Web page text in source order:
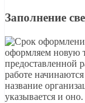
Заполнение
оформляем новую
предоставленной
работе
название
указывается и оно.